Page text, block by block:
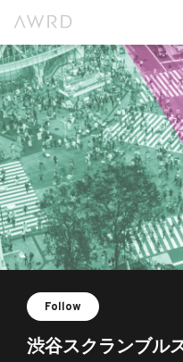
Follow
渋谷スクランブル